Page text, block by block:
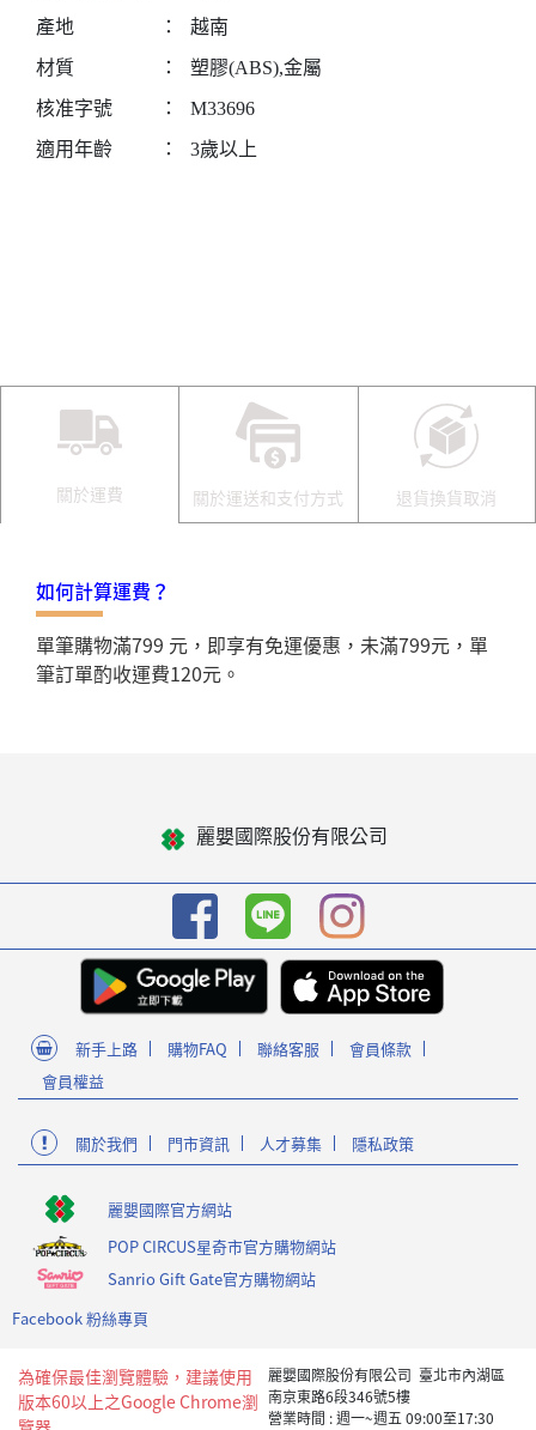
產地
：
越南
材質
：
塑膠(ABS),金屬
核准字號
：
M33696
適用年齡
： 3歲以上
關於運費 關於運送和支付方式 退貨換貨取消
如何計算運費？
單筆購物滿799 元，即享有免運優惠，未滿799元，單
筆訂單酌收運費120元。
麗嬰國際股份有限公司
新手上路 購物FAQ 聯絡客服
會員條款
會員權益
關於我們 門市資訊 人才募集 隱私政策
麗嬰國際官方網站
POP CIRCUS星奇市官方購物網站
Sanrio Gift Gate官方購物網站
Facebook 粉絲專頁
為確保最佳瀏覽體驗，建議使用
版本60以上之Google Chrome瀏
麗嬰國際股份有限公司 臺北市內湖區
南京東路6段346號5樓
營業時間 : 週一~週五 09:00至17:30